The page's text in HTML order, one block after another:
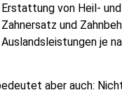
Erstattung von Heil-
Zahnersatz und
Auslandsleistungen je
aber auch: